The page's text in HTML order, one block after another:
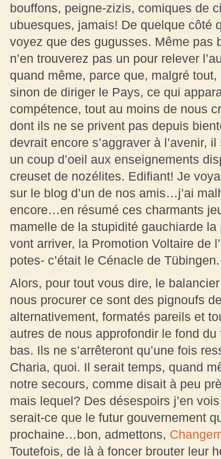
bouffons, peigne-zizis, comiques de
ubuesques, jamais! De quelque côté
voyez que des gugusses. Même pas
n’en trouverez pas un pour relever
quand même, parce que, malgré
sinon de diriger le Pays, ce qui
compétence, tout au moins de nous
dont ils ne se privent pas depuis
devrait encore s’aggraver à l’avenir,
un coup d’oeil aux enseignements
creuset de nozélites. Edifiant! Je
sur le blog d’un de nos amis…j’ai
encore…en résumé ces charmants
mamelle de la stupidité gauchiarde
vont arriver, la Promotion Voltaire de
potes- c’était le Cénacle de Tübingen.
Alors, pour tout vous dire, le
nous procurer ce sont des pignoufs
alternativement, formatés pareils et
autres de nous approfondir le fond
bas. Ils ne s’arrêteront qu’une fois
Charia, quoi. Il serait temps, quand
notre secours, comme disait à peu
mais lequel? Des désespoirs j’en
serait-ce que le futur gouvernement
prochaine…bon, admettons,
Toutefois, de là à foncer brouter leur